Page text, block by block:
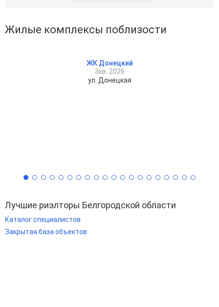
Жилые комплексы поблизости
ЖК Донецкий
3кв. 2026
ул. Донецкая
Лучшие риэлторы Белгородской области
Каталог специалистов
Закрытая база объектов